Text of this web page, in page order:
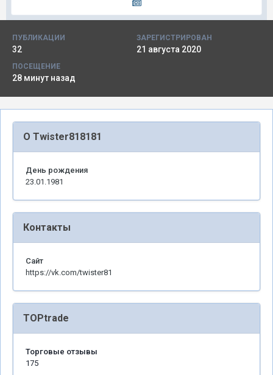
ПУБЛИКАЦИИ
32
ЗАРЕГИСТРИРОВАН
21 августа 2020
ПОСЕЩЕНИЕ
28 минут назад
О Twister818181
День рождения
23.01.1981
Контакты
Сайт
https://vk.com/twister81
TOPtrade
Торговые отзывы
175